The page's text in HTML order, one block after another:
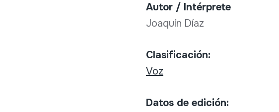
Autor / Intérprete
Joaquín Díaz
Clasificación:
Voz
Datos de edición: